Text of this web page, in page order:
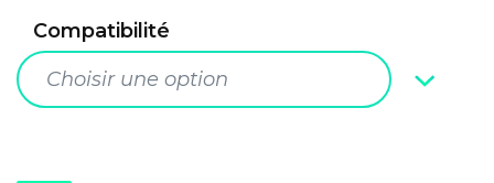
Compatibilité
Choisir une option